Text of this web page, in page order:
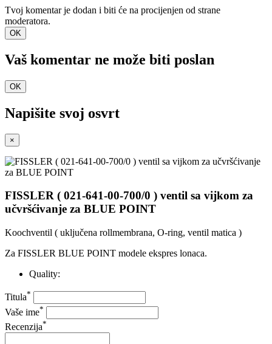
Tvoj komentar je dodan i biti će na procijenjen od strane
moderatora.
OK
Vaš komentar ne može biti poslan
OK
Napišite svoj ​​osvrt
×
FISSLER ( 021-641-00-700/0 ) ventil sa vijkom za
učvršćivanje za BLUE POINT
Koochventil ( uključena rollmembrana, O-ring, ventil matica )
Za FISSLER BLUE POINT modele ekspres lonaca.
Quality:
Titula*
Vaše ime*
Recenzija*